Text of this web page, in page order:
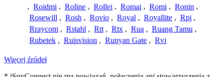
, Roidmi , Roline , Rollei , Romai , Romi , Ronin ,
Rosewill , Rosh , Rovio , Royal , Royallite , Rpi ,
Rraycom , Rstahl , Rtt , Rtx , Rua , Ruang Tamu ,
Rubetek , Ruisvision , Runyan Gate , Rvi
Więcej źródeł